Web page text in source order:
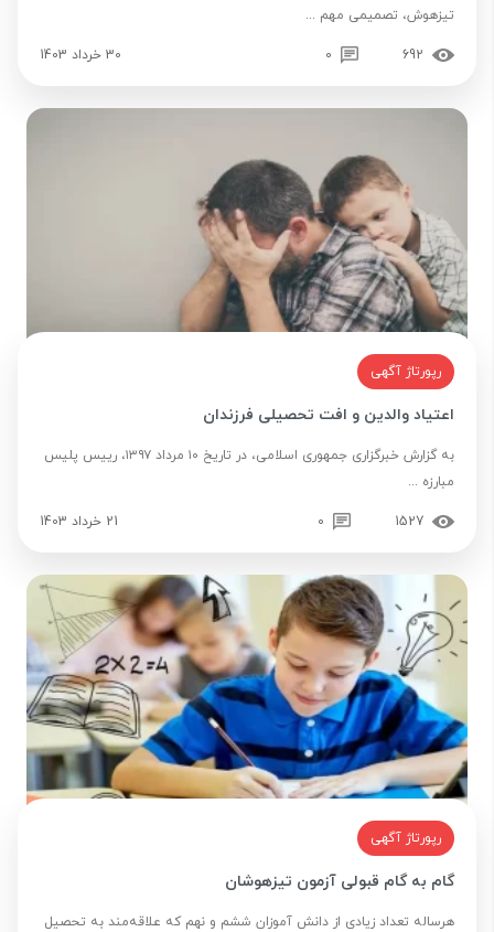
تیزهوش، تصمیمی مهم ...
692
0 30 خرداد 1403
رپورتاژ آگهی
اعتیاد والدین و افت تحصیلی فرزندان
به گزارش خبرگزاری جمهوری اسلامی، در تاریخ ۱۰ مرداد ۱۳۹۷، رییس پلیس
مبارزه ...
1527
0 21 خرداد 1403
رپورتاژ آگهی
گام به گام قبولی آزمون تیزهوشان
هرساله تعداد زیادی از دانش آموزان ششم و نهم که علاقه‌مند به تحصیل